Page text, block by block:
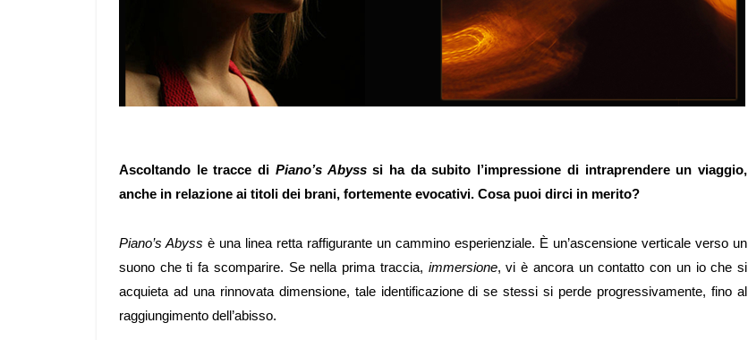
Ascoltando le tracce di Piano’s Abysssi ha da subito l’impressione di intraprendere un viaggio,
anche in relazione ai titoli dei brani, fortemente evocativi. Cosa puoi dirci in merito?
Piano’s Abyss è una linea retta raffigurante un cammino esperienziale. È un’ascensione verticale verso un
suono che ti fa scomparire. Se nella prima traccia, immersione, vi è ancora un contatto con un io che si
acquieta ad una rinnovata dimensione, tale identificazione di se stessi si perde progressivamente, fino al
raggiungimento dell’abisso.